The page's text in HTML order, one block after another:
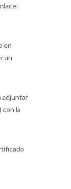
en
un
adjuntar
con la